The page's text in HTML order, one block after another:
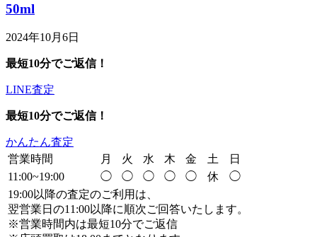
50ml
2024年10月6日
最短10分でご返信！
LINE査定
最短10分でご返信！
かんたん査定
営業時間
月 火 水 木 金 土
日
11:00~19:00
◯ ◯ ◯ ◯ ◯ 休
◯
19:00以降の査定のご利用は、
翌営業日の11:00以降に順次ご回答いたします。
※営業時間内は最短10分でご返信